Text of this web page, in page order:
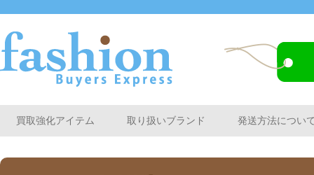
買取強化アイテム 取り扱いブランド 発送方法につい